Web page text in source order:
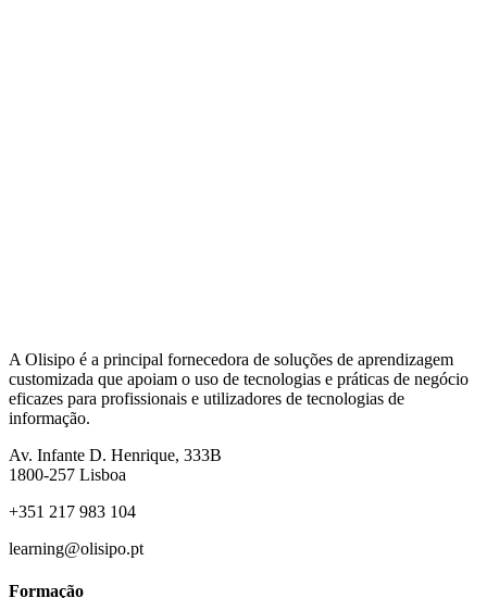
A Olisipo é a principal fornecedora de soluções de aprendizagem
customizada que apoiam o uso de tecnologias e práticas de negócio
eficazes para profissionais e utilizadores de tecnologias de
informação.
Av. Infante D. Henrique, 333B
1800-257 Lisboa
+351 217 983 104
learning@olisipo.pt
Formação